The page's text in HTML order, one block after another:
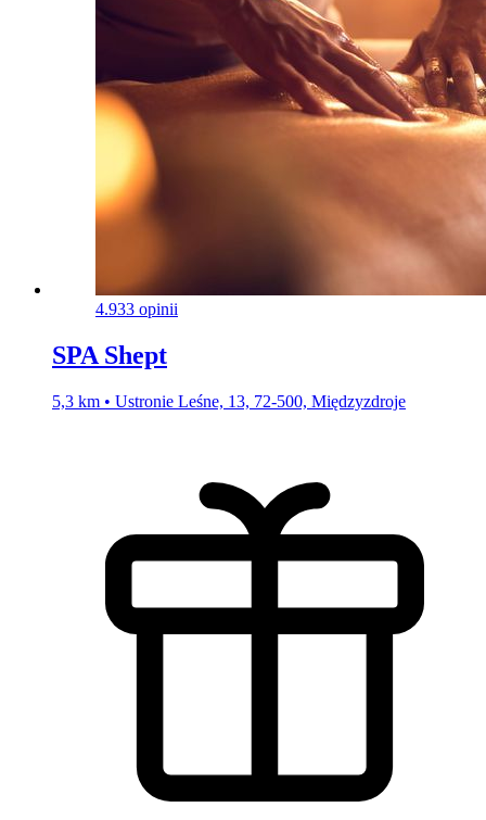
4.933 opinii
SPA Shept
5,3 km • Ustronie Leśne, 13, 72-500, Międzyzdroje